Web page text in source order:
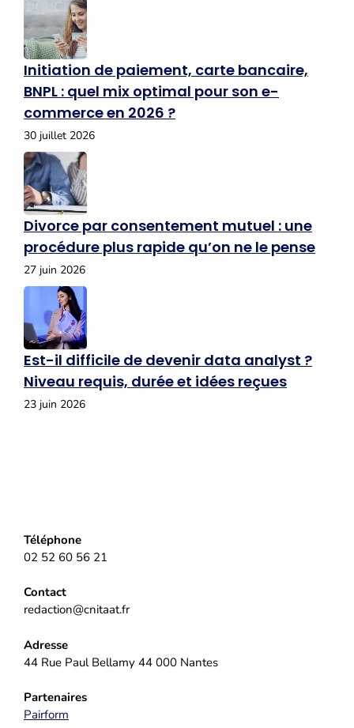
Initiation de paiement, carte bancaire,
BNPL : quel mix optimal pour son e-
commerce en 2026 ?
30 juillet 2026
Divorce par consentement mutuel : une
procédure plus rapide qu’on ne le pense
27 juin 2026
Est-il difficile de devenir data analyst ?
Niveau requis, durée et idées reçues
23 juin 2026
Téléphone
02 52 60 56 21
Contact
redaction@cnitaat.fr
Adresse
44 Rue Paul Bellamy 44 000 Nantes
Partenaires
Pairform